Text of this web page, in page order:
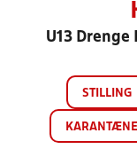
U13
STILLING